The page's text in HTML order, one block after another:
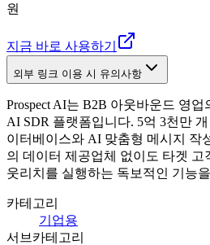
원
지금 바로 사용하기
외부 링크 이용 시 유의사항
Prospect AI는 B2B 아웃바운드 영
AI SDR 플랫폼입니다. 5억 3천만
이터베이스와 AI 맞춤형 메시지 작
의 데이터 제공업체 없이도 타겟
웃리치를 실행하는 독보적인 기능
카테고리
기업용
서브카테고리